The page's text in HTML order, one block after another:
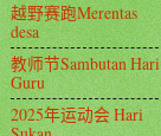
越野赛跑Merentas
desa
教师节Sambutan Hari
Guru
2025年运动会 Hari